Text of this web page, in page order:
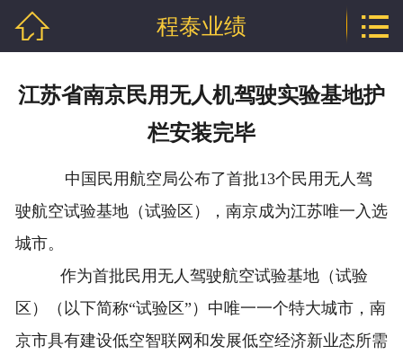
程泰业绩
 程泰业绩 
江苏省南京民用无人机驾驶实验基地护
栏安装完毕
中国民用航空局公布了首批13个民用无人驾
驶航空试验基地（试验区），南京成为江苏唯一入选
城市。
作为首批民用无人驾驶航空试验基地（试验
区）（以下简称“试验区”）中唯一一个特大城市，南
京市具有建设低空智联网和发展低空经济新业态所需